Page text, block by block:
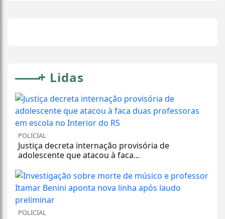
+ Lidas
POLICIAL
Justiça decreta internação provisória de
adolescente que atacou à faca...
POLICIAL